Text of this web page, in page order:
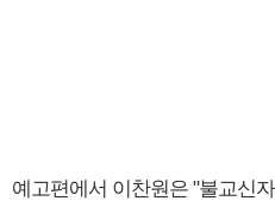
예고편에서 이찬원은 "불교신